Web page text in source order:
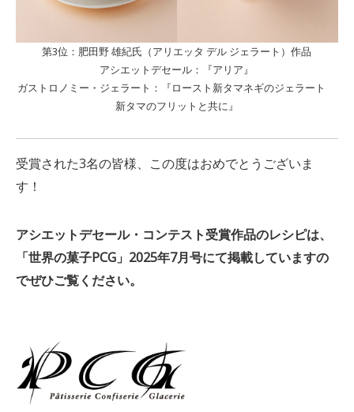
第3位：肥田野 雄紀氏（アリエッタ デル ジェラート）作品
アシエットデセール：『アリア』
ガストロノミー・ジェラート：『ロースト新タマネギのジェラート
新タマのフリットと共に』
受賞された3名の皆様、この度はおめでとうございま
す！
アシエットデセール・コンテスト受賞作品のレシピは、
「世界の菓子PCG」2025年7月号にて掲載していますの
でぜひご覧ください。